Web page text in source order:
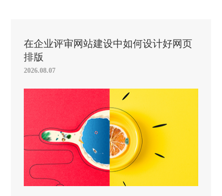
在企业评审网站建设中如何设计好网页
排版
2026.08.07